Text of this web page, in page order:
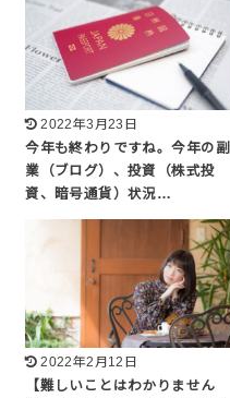
2022年3月23日
今年も終わりですね。今年の副
業（ブログ）、投資（株式投
資、暗号通貨）状況…
2022年2月12日
【難しいことはわかりません